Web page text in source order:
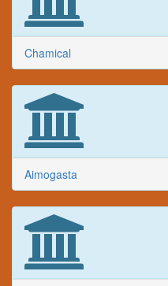
Chamical
Aimogasta